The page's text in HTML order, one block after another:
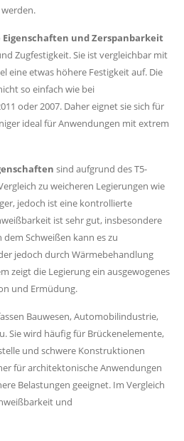
und Zerspanbarkeit
Zugfestigkeit. Sie ist vergleichbar mit
eine etwas höhere Festigkeit auf. Die
so einfach wie bei
oder 2007. Daher eignet sie sich für
ideal für Anwendungen mit extrem
sind aufgrund des T5-
zu weicheren Legierungen wie
jedoch ist eine kontrollierte
ist sehr gut, insbesondere
Schweißen kann es zu
jedoch durch Wärmebehandlung
zeigt die Legierung ein ausgewogenes
und Ermüdung.
Bauwesen, Automobilindustrie,
Sie wird häufig für Brückenelemente,
und schwere Konstruktionen
für architektonische Anwendungen
Belastungen geeignet. Im Vergleich
und